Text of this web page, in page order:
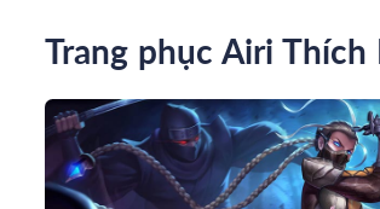
Trang phục Airi Thích